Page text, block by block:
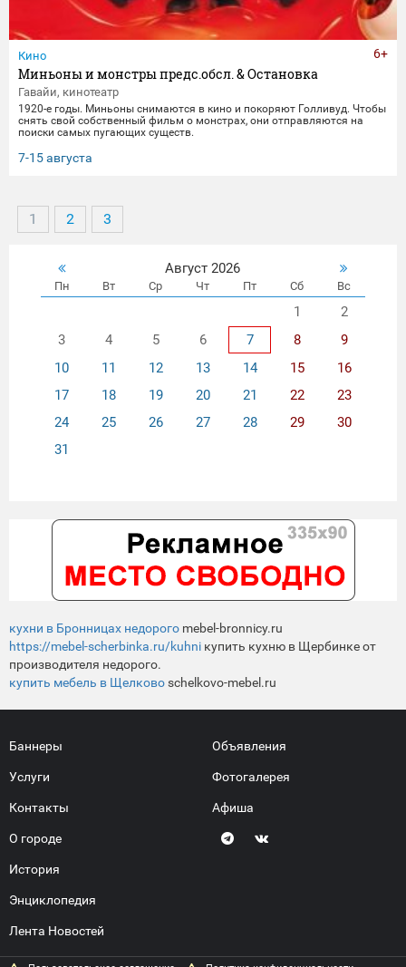
Кино
Миньоны и монстры предс.обсл. & Остановка
Гавайи, кинотеатр
1920-е годы. Миньоны снимаются в кино и покоряют Голливуд. Чтобы
снять свой собственный фильм о монстрах, они отправляются на
поиски самых пугающих существ.
7-15 августа
6+
1 2 3
Август 2026
Пн Вт Ср Чт Пт Сб Вс
1
2
3
4 5 6 7 8
9
10
11 12 13 14 15
16
17
18 19 20 21 22
23
24
25 26 27 28 29
30
31
кухни в Бронницах недорого mebel-bronnicy.ru
https://mebel-scherbinka.ru/kuhni купить кухню в Щербинке от
производителя недорого.
купить мебель в Щелковоschelkovo-mebel.ru
Баннеры
Услуги
Контакты
О городе
История
Энциклопедия
Лента Новостей
Объявления
Фотогалерея
Афиша